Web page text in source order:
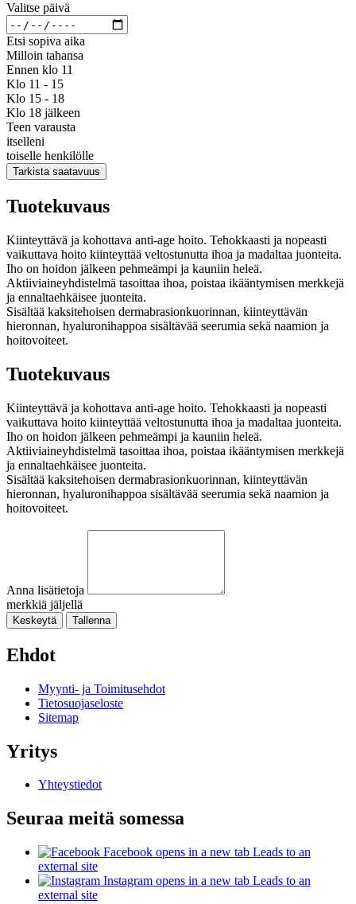
Valitse päivä
Etsi sopiva aika
Milloin tahansa
Ennen klo 11
Klo 11 - 15
Klo 15 - 18
Klo 18 jälkeen
Teen varausta
itselleni
toiselle henkilölle
Tarkista saatavuus
Tuotekuvaus
Kiinteyttävä ja kohottava anti-age hoito. Tehokkaasti ja nopeasti
vaikuttava hoito kiinteyttää veltostunutta ihoa ja madaltaa juonteita.
Iho on hoidon jälkeen pehmeämpi ja kauniin heleä.
Aktiiviaineyhdistelmä tasoittaa ihoa, poistaa ikääntymisen merkkejä
ja ennaltaehkäisee juonteita.
Sisältää kaksitehoisen dermabrasionkuorinnan, kiinteyttävän
hieronnan, hyaluronihappoa sisältävää seerumia sekä naamion ja
hoitovoiteet.
Tuotekuvaus
Kiinteyttävä ja kohottava anti-age hoito. Tehokkaasti ja nopeasti
vaikuttava hoito kiinteyttää veltostunutta ihoa ja madaltaa juonteita.
Iho on hoidon jälkeen pehmeämpi ja kauniin heleä.
Aktiiviaineyhdistelmä tasoittaa ihoa, poistaa ikääntymisen merkkejä
ja ennaltaehkäisee juonteita.
Sisältää kaksitehoisen dermabrasionkuorinnan, kiinteyttävän
hieronnan, hyaluronihappoa sisältävää seerumia sekä naamion ja
hoitovoiteet.
Anna lisätietoja
merkkiä jäljellä
Keskeytä Tallenna
Ehdot
Myynti- ja Toimitusehdot
Tietosuojaseloste
Sitemap
Yritys
Yhteystiedot
Seuraa meitä somessa
Facebook opens in a new tab Leads to an
external site
Instagram opens in a new tab Leads to an
external site